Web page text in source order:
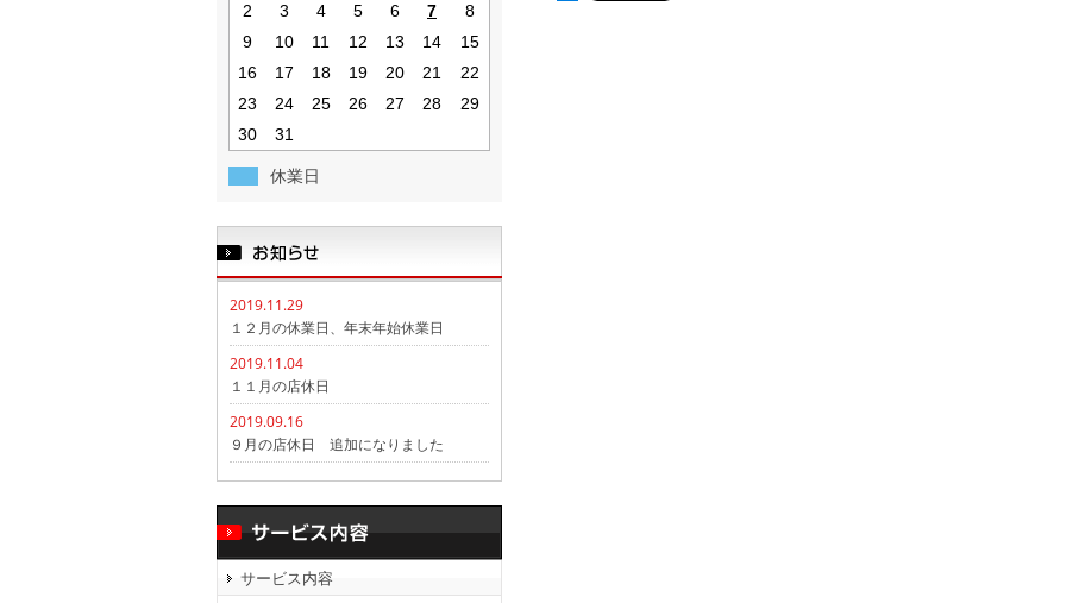
2
3 4 5 6 7
8
9
10 11 12 13 14
15
16
17 18 19 20 21
22
23
24 25 26 27 28
29
30
31
休業日
2019.11.29
１２月の休業日、年末年始休業日
2019.11.04
１１月の店休日
2019.09.16
９月の店休日 追加になりました
サービス内容